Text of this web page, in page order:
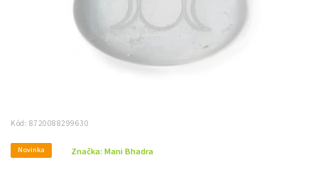
Kód: 8720088299630
Novinka Značka: Mani Bhadra